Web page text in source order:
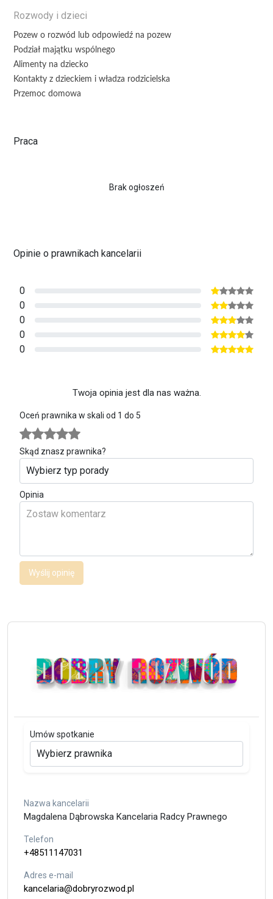
Rozwody i dzieci
Pozew o rozwód lub odpowiedź na pozew
Podział majątku wspólnego
Alimenty na dziecko
Kontakty z dzieckiem i władza rodzicielska
Przemoc domowa
Praca
Brak ogłoszeń
Opinie o prawnikach kancelarii
0
0
0
0
0
Twoja opinia jest dla nas ważna.
Oceń prawnika w skali od 1 do 5
Skąd znasz prawnika?
Opinia
Wyślij opinię
Umów spotkanie
Nazwa kancelarii
Magdalena Dąbrowska Kancelaria Radcy Prawnego
Telefon
+48511147031
Adres e-mail
kancelaria@dobryrozwod.pl